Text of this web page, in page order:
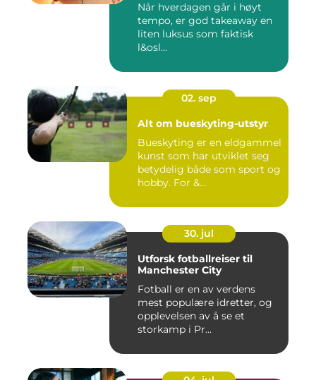
Når hverdagen går i høyt
tempo, er god takeaway en
liten luksus som faktisk
l&osl...
02. sep
Alt om bueskyting-utstyr
Bueskyting er en eldgammel
kunst som har utviklet seg
betydelig både som sport og
hobby. For &...
30. jul
Utforsk fotballreiser til
Manchester City
Fotball er en av verdens
mest populære idretter, og
opplevelsen av å se et
storkamp i Pr...